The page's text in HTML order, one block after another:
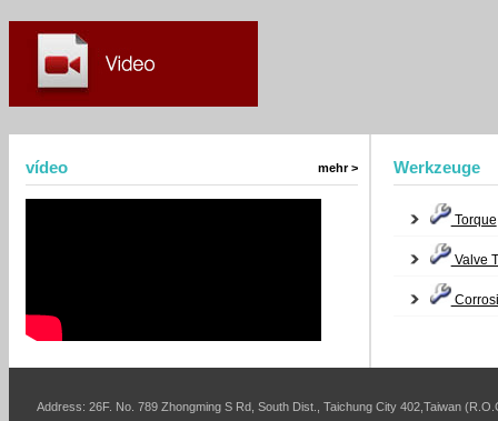
vídeo mehr > Werkzeuge
Torque
Valve
Address: 26F. No. 789 Zhongming S Rd, South Dist., Taichung City 402,Taiwan